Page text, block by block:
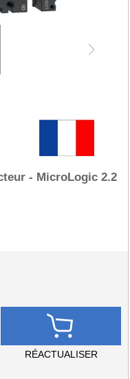
- MicroLogic 2.2
RÉACTUALISER